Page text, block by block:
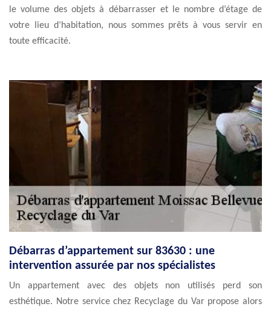
le volume des objets à débarrasser et le nombre d’étage de
votre lieu d’habitation, nous sommes prêts à vous servir en
toute efficacité.
Débarras d’appartement sur 83630 : une
intervention assurée par nos spécialistes
Un appartement avec des objets non utilisés perd son
esthétique. Notre service chez Recyclage du Var propose alors